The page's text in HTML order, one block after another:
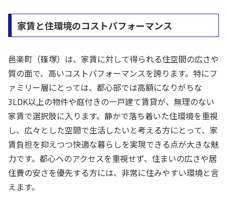
家賃と住環境のコストパフォーマンス
邑楽町（篠塚）は、家賃に対して得られる住空間の広さや
質の面で、高いコストパフォーマンスを誇ります。特にフ
ァミリー層にとっては、都心部では高額になりがちな
3LDK以上の物件や庭付きの一戸建て賃貸が、無理のない
家賃で選択肢に入ります。静かで落ち着いた住環境を重視
し、広々とした空間で生活したいと考える方にとって、家
賃負担を抑えつつ快適な暮らしを実現できる点が大きな魅
力です。都心へのアクセスを重視せず、住まいの広さや居
住費の安さを優先する方には、非常に住みやすい環境と言
えます。